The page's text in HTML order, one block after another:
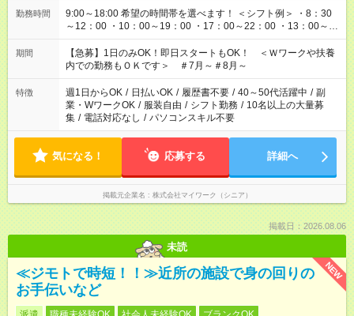
勤務時間
9:00～18:00 希望の時間帯を選べます！ ＜シフト例＞ ・8：30
～12：00 ・10：00～19：00 ・17：00～22：00 ・13：00～
22：00 ・22：00～翌6：00 など
期間
【急募】1日のみOK！即日スタートもOK！ ＜Ｗワークや扶養
内での勤務もＯＫです＞ ＃7月～＃8月～
特徴 週1日からOK / 日払いOK / 履歴書不要 / 40～50代活躍中 / 副
業・WワークOK / 服装自由 / シフト勤務 / 10名以上の大量募
集 / 電話対応なし / パソコンスキル不要
気になる！ 応募する 詳細へ
掲載元企業名 株式会社マイワーク（シニア）
掲載日：2026.08.06
未読
NEW
≪ジモトで時短！！≫近所の施設で身の回りの
お手伝いなど